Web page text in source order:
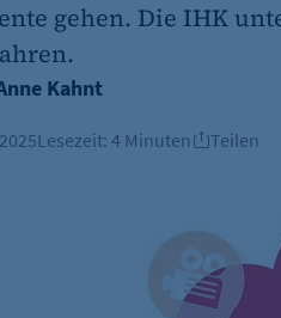
gehen. Die IHK
Kahnt
Lesezeit: 4 Minuten Teilen